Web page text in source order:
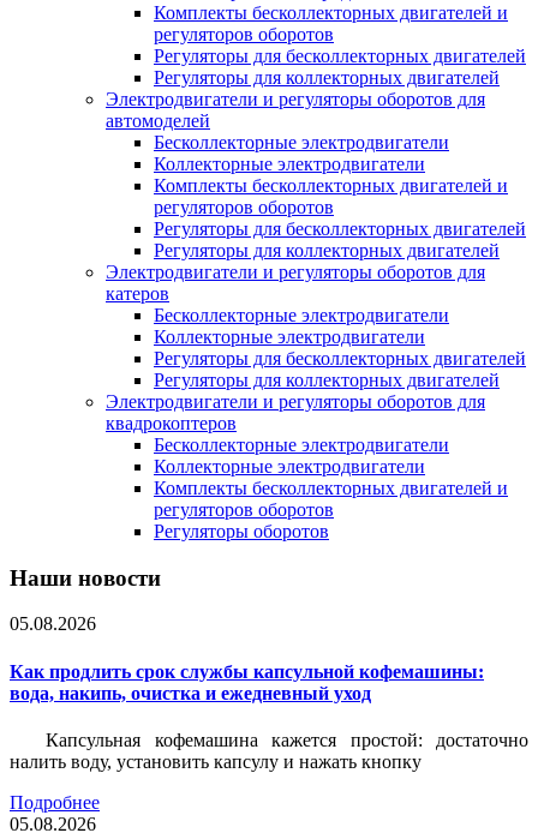
Комплекты бесколлекторных двигателей и
регуляторов оборотов
Регуляторы для бесколлекторных двигателей
Регуляторы для коллекторных двигателей
Электродвигатели и регуляторы оборотов для
автомоделей
Бесколлекторные электродвигатели
Коллекторные электродвигатели
Комплекты бесколлекторных двигателей и
регуляторов оборотов
Регуляторы для бесколлекторных двигателей
Регуляторы для коллекторных двигателей
Электродвигатели и регуляторы оборотов для
катеров
Бесколлекторные электродвигатели
Коллекторные электродвигатели
Регуляторы для бесколлекторных двигателей
Регуляторы для коллекторных двигателей
Электродвигатели и регуляторы оборотов для
квадрокоптеров
Бесколлекторные электродвигатели
Коллекторные электродвигатели
Комплекты бесколлекторных двигателей и
регуляторов оборотов
Регуляторы оборотов
Наши новости
05.08.2026
Как продлить срок службы капсульной кофемашины:
вода, накипь, очистка и ежедневный уход
Капсульная кофемашина кажется простой: достаточно
налить воду, установить капсулу и нажать кнопку
Подробнее
05.08.2026